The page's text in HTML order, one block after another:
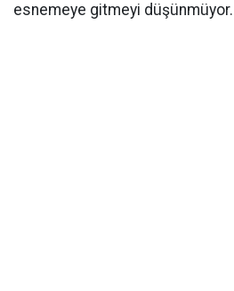
esnemeye gitmeyi düşünmüyor.